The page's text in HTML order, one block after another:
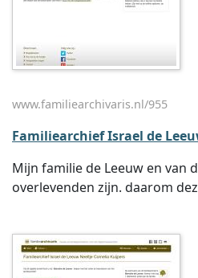
www.familiearchivaris.nl/955
Familiearchief Israel de
Mijn familie de Leeuw en van
overlevenden zijn. daarom